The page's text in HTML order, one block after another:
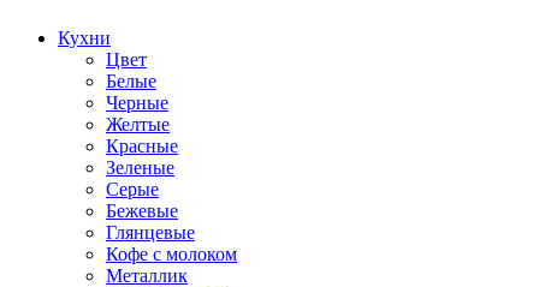
Кухни
Цвет
Белые
Черные
Желтые
Красные
Зеленые
Серые
Бежевые
Глянцевые
Кофе с молоком
Металлик